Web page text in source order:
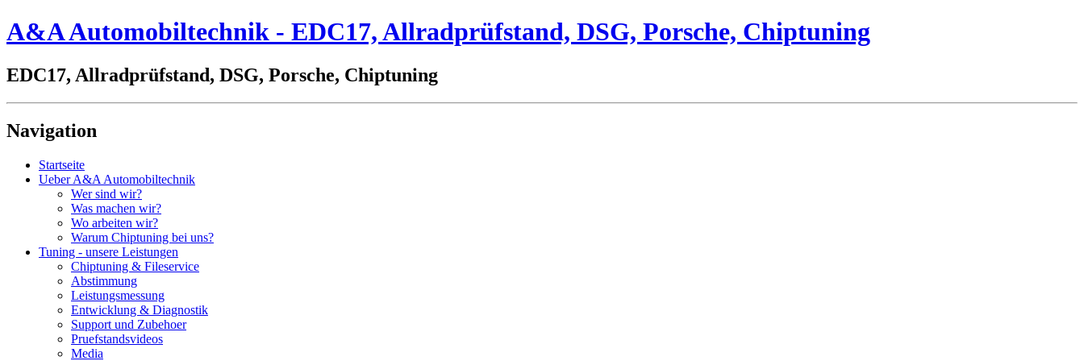
A&A Automobiltechnik - EDC17, Allradprüfstand, DSG, Porsche, Chiptuning
EDC17, Allradprüfstand, DSG, Porsche, Chiptuning
Navigation
Startseite
Ueber A&A Automobiltechnik
Wer sind wir?
Was machen wir?
Wo arbeiten wir?
Warum Chiptuning bei uns?
Tuning - unsere Leistungen
Chiptuning & Fileservice
Abstimmung
Leistungsmessung
Entwicklung & Diagnostik
Support und Zubehoer
Pruefstandsvideos
Media